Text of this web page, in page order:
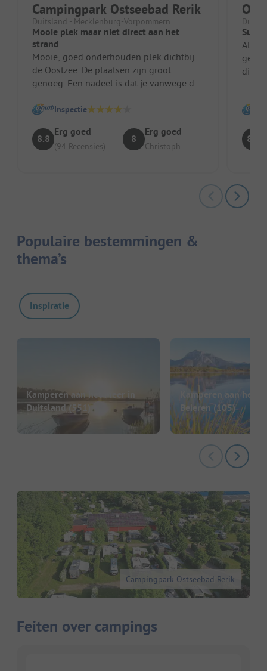
Campingpark Ostseebad Rerik
Duitsland - Mecklenburg-Vorpommern
Mooie plek maar niet direct aan het
strand
Mooie, goed onderhouden plek dichtbij
de Oostzee. De plaatsen zijn groot
genoeg. Een nadeel is dat je vanwege de
Inspectie
8.8
Erg goed
(94 Recensies)
8
Erg goed
Christoph
Al
die
8.8
Populaire bestemmingen &
thema’s
Inspiratie
Kamperen aan het meer in
Duitsland(551)
Kamperen aan het
Beieren(105)
Campingpark Ostseebad Rerik
Feiten over campings